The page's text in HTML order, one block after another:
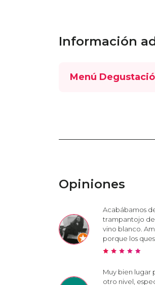
Información
Menú
Opiniones
Acabábamos
trampantojo de
vino blanco.
porque los
Muy bien lugar
otro nivel,